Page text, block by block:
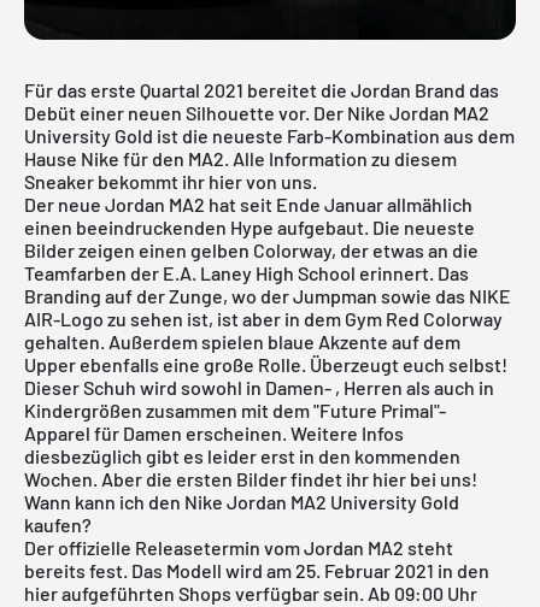
Für das erste Quartal 2021 bereitet die Jordan Brand das
Debüt einer neuen Silhouette vor. Der Nike Jordan MA2
University Gold ist die neueste Farb-Kombination aus dem
Hause Nike für den MA2. Alle Information zu diesem
Sneaker bekommt ihr hier von uns.
Der neue Jordan MA2 hat seit Ende Januar allmählich
einen beeindruckenden Hype aufgebaut. Die neueste
Bilder zeigen einen gelben Colorway, der etwas an die
Teamfarben der E.A. Laney High School erinnert. Das
Branding auf der Zunge, wo der Jumpman sowie das NIKE
AIR-Logo zu sehen ist, ist aber in dem Gym Red Colorway
gehalten. Außerdem spielen blaue Akzente auf dem
Upper ebenfalls eine große Rolle. Überzeugt euch selbst!
Dieser Schuh wird sowohl in Damen- , Herren als auch in
Kindergrößen zusammen mit dem "Future Primal"-
Apparel für Damen erscheinen. Weitere Infos
diesbezüglich gibt es leider erst in den kommenden
Wochen. Aber die ersten Bilder findet ihr hier bei uns!
Wann kann ich den Nike Jordan MA2 University Gold
kaufen?
Der offizielle Releasetermin vom Jordan MA2 steht
bereits fest. Das Modell wird am 25. Februar 2021 in den
hier aufgeführten Shops verfügbar sein. Ab 09:00 Uhr